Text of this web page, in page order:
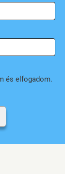
és elfogadom.